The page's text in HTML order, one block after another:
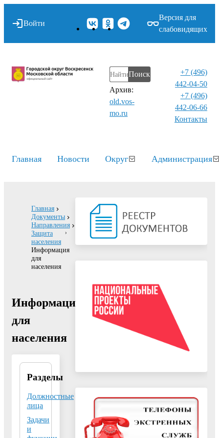
Войти
Версия для
слабовидящих
Поиск
Архив:
old.vos-
mo.ru
+7 (496)
442-04-50
+7 (496)
442-06-66
Контакты⁠
Главная Новости Округ Администрация
Главная
Документы
Направления
Защита
населения
Информация
для
населения
Информация
для
населения
Разделы
Должностные
лица
Задачи
и
безопасности и
гражданской защиты